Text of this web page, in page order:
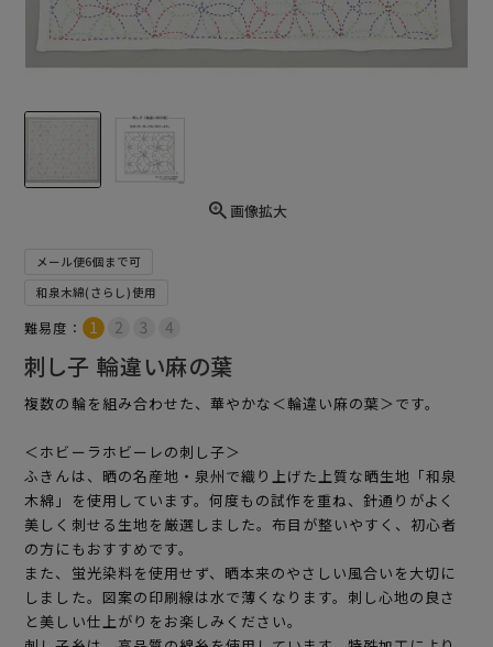
画像拡大
メール便6個まで可
和泉木綿(さらし)使用
難易度：
刺し子 輪違い麻の葉
複数の輪を組み合わせた、華やかな＜輪違い麻の葉＞です。
＜ホビーラホビーレの刺し子＞
ふきんは、晒の名産地・泉州で織り上げた上質な晒生地「和泉
木綿」を使用しています。何度もの試作を重ね、針通りがよく
美しく刺せる生地を厳選しました。布目が整いやすく、初心者
の方にもおすすめです。
また、蛍光染料を使用せず、晒本来のやさしい風合いを大切に
しました。図案の印刷線は水で薄くなります。刺し心地の良さ
と美しい仕上がりをお楽しみください。